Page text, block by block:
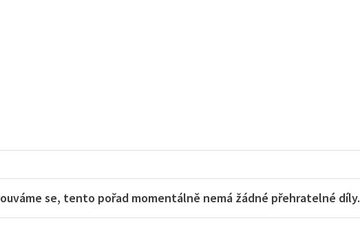
se, tento pořad momentálně nemá žádné přehratelné díly.